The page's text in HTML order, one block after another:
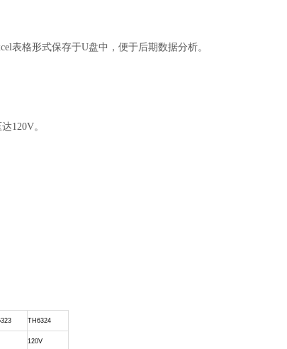
表格形式保存于U盘中，便于后期数据分析。
120V。
TH6324
120V